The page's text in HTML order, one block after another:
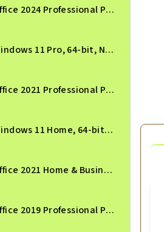
Microsoft Office 2024 Professional Plus, online aktivace, LTSC, Multilingual
Microsoft Windows 11 Pro, 64-bit, Nová elektronická licence, EU
Microsoft Office 2021 Professional Plus, online aktivace LTSC, Multilingual
Microsoft Windows 11 Home, 64-bit, Nová elektronická licence, EU KW9-00664
Microsoft Office 2021 Home & Business MacOS, Nová elektronická lience, Multilingual
Microsoft Office 2019 Professional Plus, online aktivace, druhotný, Multilingual